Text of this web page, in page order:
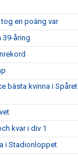
en poäng var
åring
bästa kvinna i Spåret
kvar i div 1
i Stadionloppet